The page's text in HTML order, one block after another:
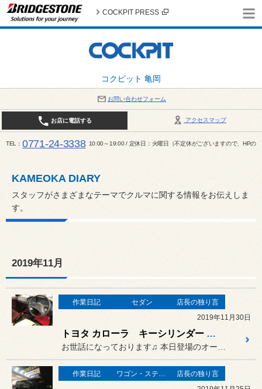
コクピット 亀岡
COCKPIT PRESS
お問い合わせフォーム
アクセスマップ
お店に電話する
TEL 0771-24-3338 10:00～19:00 / 定休日：火曜日（不定休がございますので、HPの
KAMEOKA DIARY
スタッフがさまざまなテーマでクルマに関する情報をお伝えしま
す。
2019年11月
作業日記 セダン
店長の独り言
2019年11月30日
トヨタ カローラ キーシリンダー 交換
作業日記 ワゴン・ステーションワゴン
店長の独り言